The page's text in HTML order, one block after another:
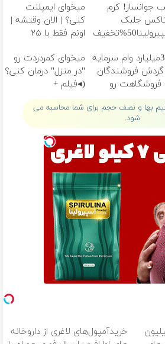
جوانساز! کرم
جلبک
میخوای ایمپلنت
کنی؟ | الان وقتشه |
اونم فقط با ۲۵
تا 3میلیارد وام سرمایه
گردش فروشندگان
فروشگاهت رو
کن
میخوای کمردردت رو
"در منزل" درمان کنی؟
(◂فیلم +
◂پرسش‌نامه)
نیم بها و نصف حجم برای شما محاسبه می
شود.
خریدآمپول‌های لاغری از داروخانه